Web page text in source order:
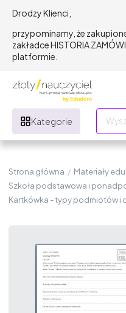
Drodzy Klienci,
przypominamy, że
zakładce HISTORIA
platformie.
Kategorie
Strona główna / Materiały
Szkoła podstawowa i
Kartkówka - typy podmiotów i